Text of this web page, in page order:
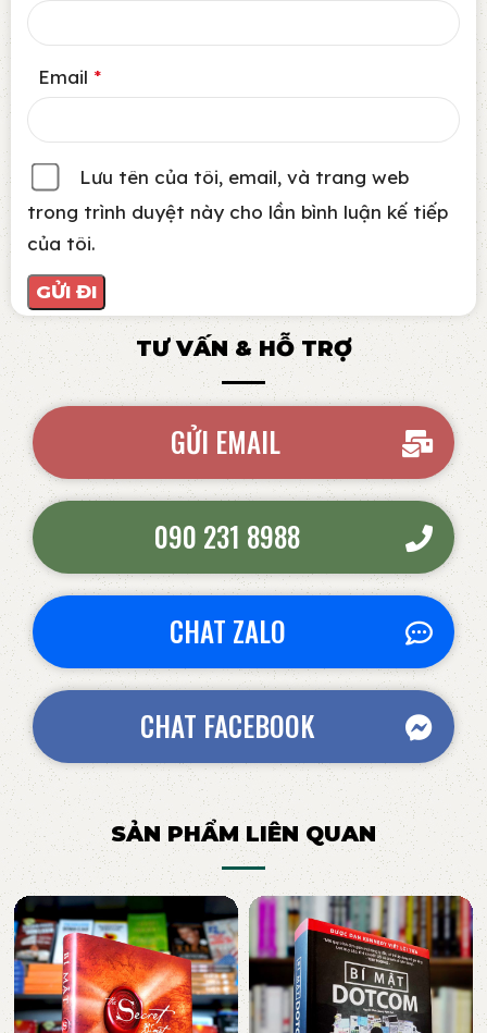
Email *
Lưu tên của tôi, email, và trang web
trong trình duyệt này cho lần bình luận kế tiếp
của tôi.
TƯ VẤN & HỖ TRỢ
GỬI EMAIL
090 231 8988
CHAT ZALO
CHAT FACEBOOK
SẢN PHẨM LIÊN QUAN